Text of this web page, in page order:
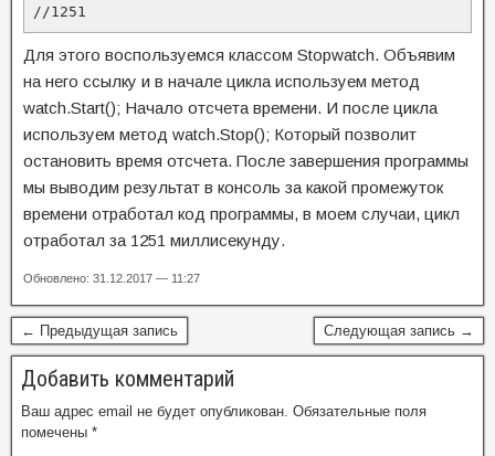
//1251
Для этого воспользуемся классом Stopwatch. Объявим
на него ссылку и в начале цикла используем метод
watch.Start(); Начало отсчета времени. И после цикла
используем метод watch.Stop(); Который позволит
остановить время отсчета. После завершения программы
мы выводим результат в консоль за какой промежуток
времени отработал код программы, в моем случаи, цикл
отработал за 1251 миллисекунду.
Обновлено: 31.12.2017 — 11:27
← Предыдущая запись Следующая запись →
Добавить комментарий
Ваш адрес email не будет опубликован. Обязательные поля
помечены *